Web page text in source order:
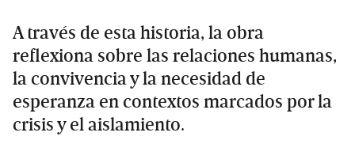
A través de esta historia, la obra
reflexiona sobre las relaciones humanas,
la convivencia y la necesidad de
esperanza en contextos marcados por la
crisis y el aislamiento.